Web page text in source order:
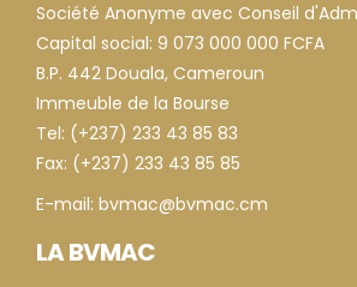
Société Anonyme avec Conseil
Capital social: 9 073 000 000 FCFA
B.P. 442 Douala, Cameroun
Immeuble de la Bourse
Tel: (+237) 233 43 85 83
Fax: (+237) 233 43 85 85
E-mail: bvmac@bvmac.cm
LA BVMAC